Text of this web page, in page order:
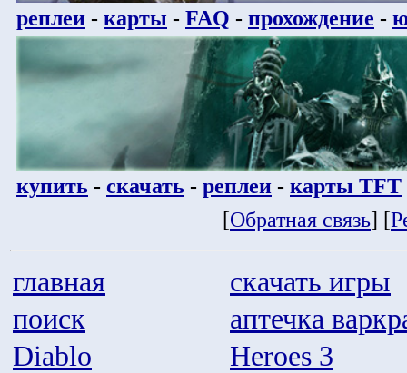
реплеи - карты - FAQ - прохождение -
купить - скачать - реплеи - карты TFT
[Обратная связь] [
главная
скачать игры
поиск
аптечка
Diablo
Heroes 3